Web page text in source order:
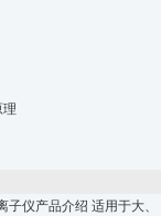
仪产品介绍 适用于大、